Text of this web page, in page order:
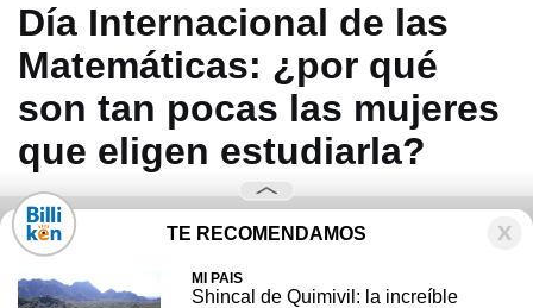
Día Internacional de las
Matemáticas: ¿por qué
son tan pocas las mujeres
que eligen estudiarla?
TE RECOMENDAMOS
MI PAIS
Shincal de Quimivil: la increíble